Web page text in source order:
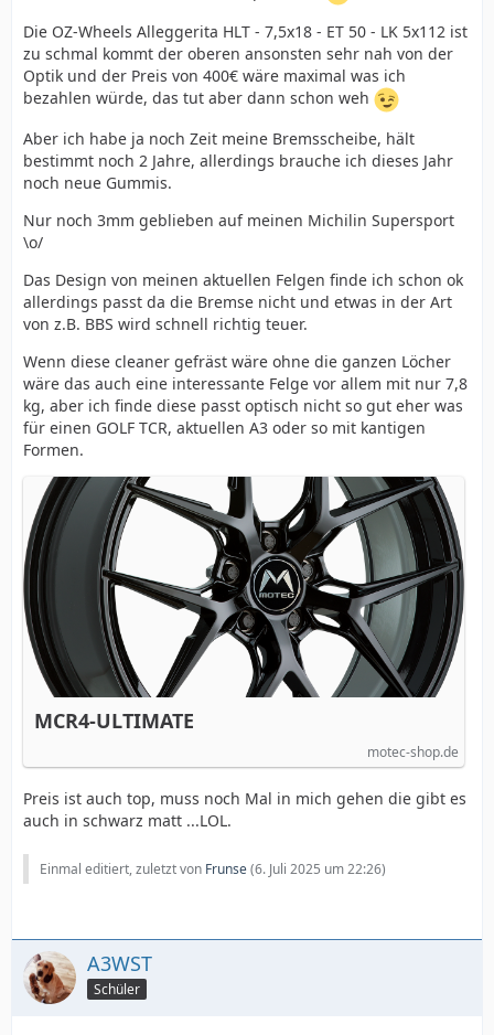
Die OZ-Wheels Alleggerita HLT - 7,5x18 - ET 50 - LK 5x112 ist
zu schmal kommt der oberen ansonsten sehr nah von der
Optik und der Preis von 400€ wäre maximal was ich
bezahlen würde, das tut aber dann schon weh
Aber ich habe ja noch Zeit meine Bremsscheibe, hält
bestimmt noch 2 Jahre, allerdings brauche ich dieses Jahr
noch neue Gummis.
Nur noch 3mm geblieben auf meinen Michilin Supersport
\o/
Das Design von meinen aktuellen Felgen finde ich schon ok
allerdings passt da die Bremse nicht und etwas in der Art
von z.B. BBS wird schnell richtig teuer.
Wenn diese cleaner gefräst wäre ohne die ganzen Löcher
wäre das auch eine interessante Felge vor allem mit nur 7,8
kg, aber ich finde diese passt optisch nicht so gut eher was
für einen GOLF TCR, aktuellen A3 oder so mit kantigen
Formen.
MCR4-ULTIMATE
motec-shop.de
Preis ist auch top, muss noch Mal in mich gehen die gibt es
auch in schwarz matt ...LOL.
Einmal editiert, zuletzt von Frunse(6. Juli 2025 um 22:26)
A3WST
Schüler